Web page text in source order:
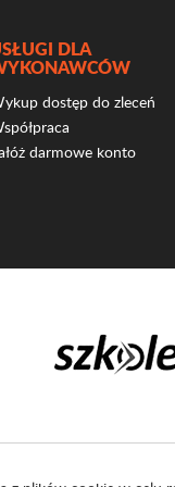
DLA
dostęp do zleceń
darmowe konto